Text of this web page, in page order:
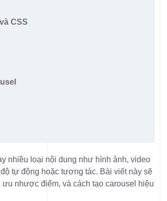
CSS
nhiều loại nội dung như hình ảnh, video
tự động hoặc tương tác. Bài viết này sẽ
nhược điểm, và cách tạo carousel hiệu